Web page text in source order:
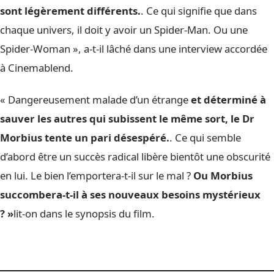
sont légèrement différents.. Ce qui signifie que dans
chaque univers, il doit y avoir un Spider-Man. Ou une
Spider-Woman », a-t-il lâché dans une interview accordée
à Cinemablend.
« Dangereusement malade d’un étrangeet déterminé à
sauver les autres qui subissent le même sort, le Dr
Morbius tente un pari désespéré.. Ce qui semble
d’abord être un succès radical libère bientôt une obscurité
en lui. Le bien l’emportera-t-il sur le mal ? Ou Morbius
succombera-t-il à ses nouveaux besoins mystérieux
? »lit-on dans le synopsis du film.